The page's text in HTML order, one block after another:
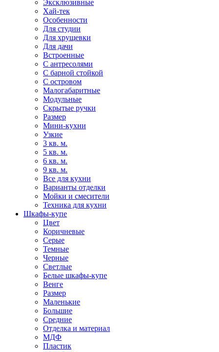
Эксклюзивные
Хай-тек
Особенности
Для студии
Для хрущевки
Для дачи
Встроенные
С антресолями
С барной стойкой
С островом
Малогабаритные
Модульные
Скрытые ручки
Размер
Мини-кухни
Узкие
3 кв. м.
5 кв. м.
6 кв. м.
9 кв. м.
Все для кухни
Варианты отделки
Мойки и смесители
Техника для кухни
Шкафы-купе
Цвет
Коричневые
Серые
Темные
Черные
Светлые
Белые шкафы-купе
Венге
Размер
Маленькие
Большие
Средние
Отделка и материал
МДФ
Пластик